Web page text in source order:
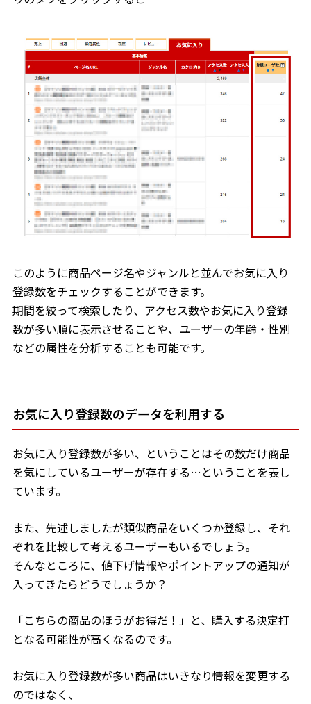
このように商品ページ名やジャンルと並んでお気に入り
登録数をチェックすることができます。
期間を絞って検索したり、アクセス数やお気に入り登録
数が多い順に表示させることや、ユーザーの年齢・性別
などの属性を分析することも可能です。
お気に入り登録数のデータを利用する
お気に入り登録数が多い、ということはその数だけ商品
を気にしているユーザーが存在する…ということを表し
ています。
また、先述しましたが類似商品をいくつか登録し、それ
ぞれを比較して考えるユーザーもいるでしょう。
そんなところに、値下げ情報やポイントアップの通知が
入ってきたらどうでしょうか？
「こちらの商品のほうがお得だ！」と、購入する決定打
となる可能性が高くなるのです。
お気に入り登録数が多い商品はいきなり情報を変更する
のではなく、